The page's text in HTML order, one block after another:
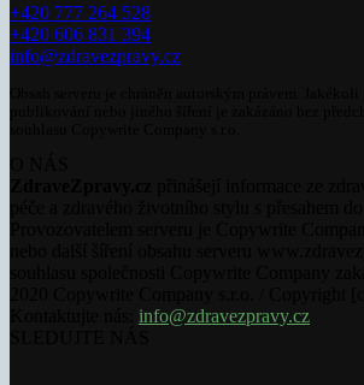
+420 777 264 528
+420 606 831 394
info@zdravezpravy.cz
info@zdravezpravy.cz